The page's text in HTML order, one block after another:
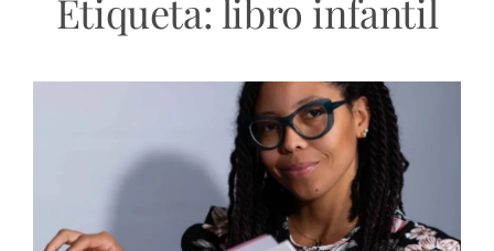
Etiqueta: libro infantil